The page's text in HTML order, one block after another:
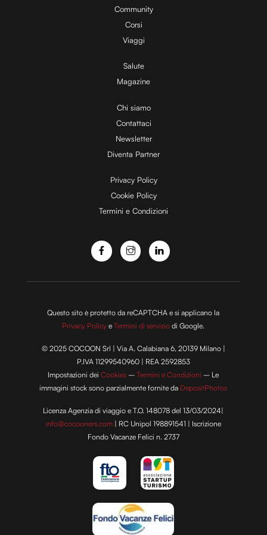
y
V
i
d
e
o
Community
Corsi
Viaggi
Salute
Magazine
Chi siamo
Contattaci
Newsletter
Diventa Partner
Privacy Policy
Cookie Policy
Termini e Condizioni
Questo sito è protetto da reCAPTCHA e si applicano la
Privacy Policy eTermini di servizio di Google.
© 2025 COCOON Srl | Via A. Calabiana 6, 20139 Milano |
P.IVA 11299540960 | REA 2592853
Impostazioni deiCookies –Termini e Condizioni – Le
immagini stock sono parzialmente fornite da DepositPhotos
Licenza Agenzia di viaggio e T.O. 148078 del 13/03/2024|
info@cocooners.com | RC Unipol 198891541 | Iscrizione
Fondo Vacanze Felici n. 2737